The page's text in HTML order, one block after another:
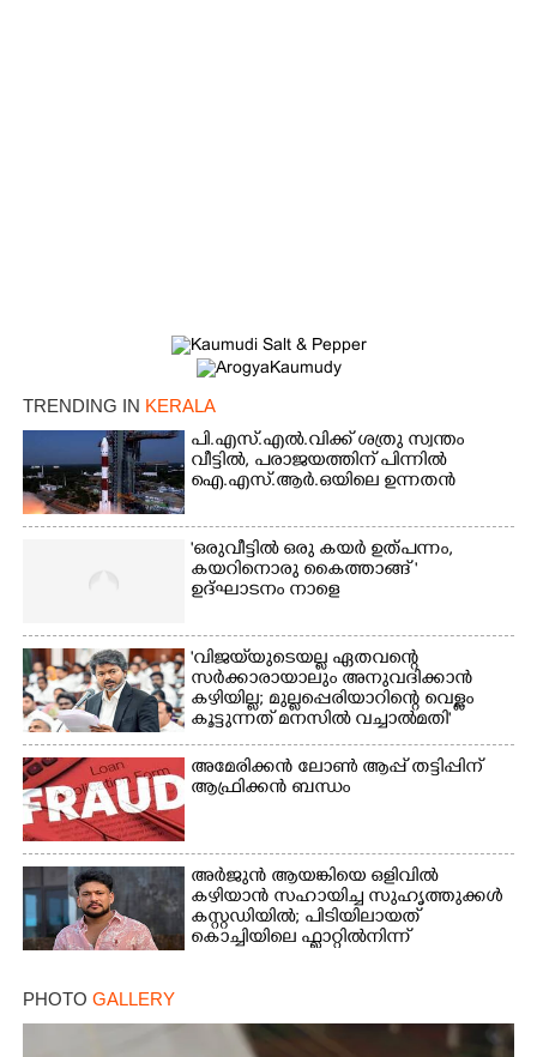
TRENDING IN KERALA
പി.എസ്.എൽ.വിക്ക് ശത്രു സ്വന്തം
വീട്ടിൽ,​ പരാജയത്തിന് പിന്നിൽ
ഐ.എസ്.ആർ.ഒയിലെ ഉന്നതൻ
'ഒരുവീട്ടിൽ ഒരു കയർ ഉത്പന്നം,
കയറിനൊരു കൈത്താങ്ങ് '
ഉദ്ഘാടനം നാളെ
'വിജയ്‌യുടെയല്ല ഏതവന്റെ
സർക്കാരായാലും അനുവദിക്കാൻ
കഴിയില്ല; മുല്ലപ്പെരിയാറിന്റെ വെള്ളം
കൂട്ടുന്നത് മനസിൽ വച്ചാൽമതി'
അമേരിക്കൻ ലോൺ ആപ്പ് തട്ടിപ്പിന്
ആഫ്രിക്കൻ ബന്ധം
അർജുൻ ആയങ്കിയെ ഒളിവിൽ
കഴിയാൻ സഹായിച്ച സുഹൃത്തുക്കൾ
കസ്റ്റഡിയിൽ; പിടിയിലായത്
കൊച്ചിയിലെ ഫ്ലാറ്റിൽനിന്ന്
PHOTO GALLERY